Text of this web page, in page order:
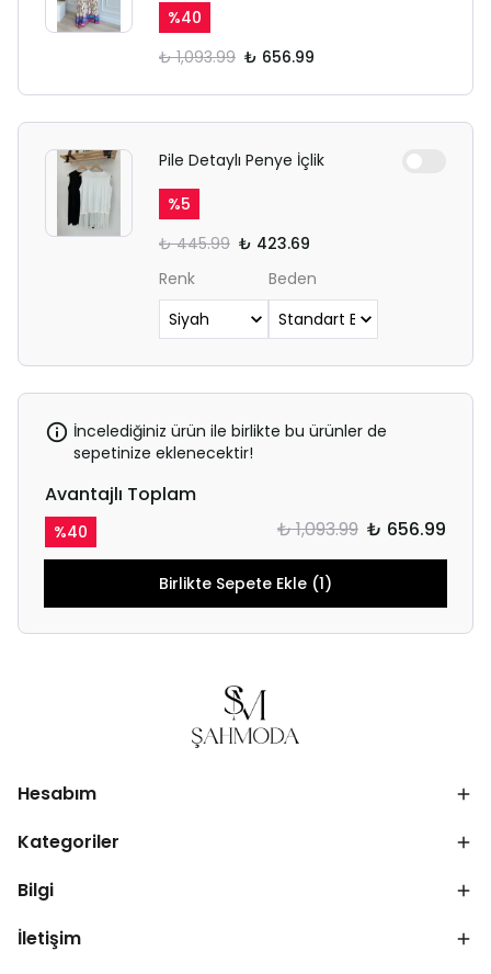
%40
₺ 1,093.99 ₺ 656.99
Pile Detaylı Penye İçlik
%5
₺ 445.99 ₺ 423.69
Renk
Beden
İncelediğiniz ürün ile birlikte bu ürünler de
sepetinize eklenecektir!
Avantajlı Toplam
%40 ₺ 1,093.99 ₺ 656.99
Birlikte Sepete Ekle (1)
Hesabım
Kategoriler
Bilgi
İletişim